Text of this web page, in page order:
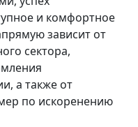
и комфортное
зависит от
сектора,
а также от
по искоренению